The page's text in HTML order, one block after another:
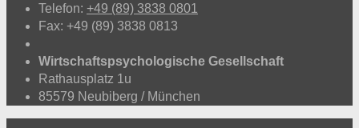
Telefon: +49 (89) 3838 0801
Fax: +49 (89) 3838 0813
Wirtschaftspsychologische Gesellschaft
Rathausplatz 1u
85579 Neubiberg / München